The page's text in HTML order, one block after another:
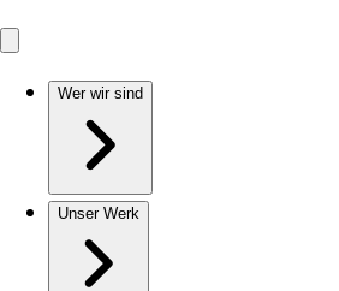
Wer wir sind
Unser Werk